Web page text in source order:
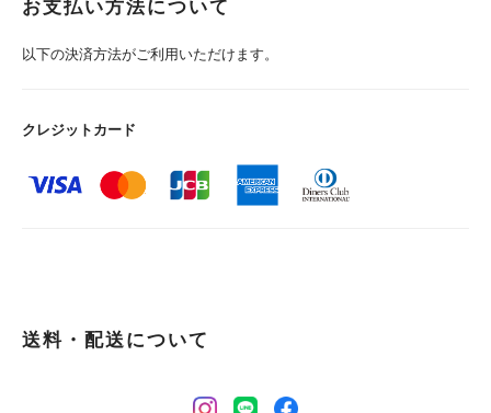
お支払い方法について
以下の決済方法がご利用いただけます。
クレジットカード
送料・配送について